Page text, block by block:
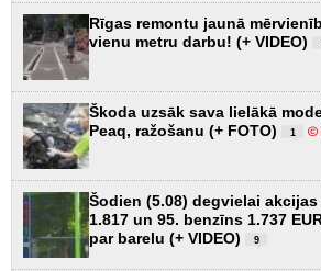
Rīgas remontu jaunā
vienu metru darbu! (+ VIDEO)
Škoda uzsāk sava lielākā
Peaq, ražošanu (+ FOTO)
1
Šodien (5.08) degvielai
1.817 un 95. benzīns 1.737
par barelu (+ VIDEO)
9